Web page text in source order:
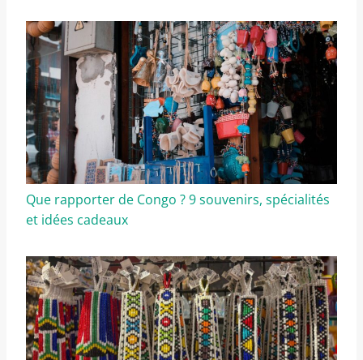
Que rapporter de Congo ? 9 souvenirs, spécialités
et idées cadeaux